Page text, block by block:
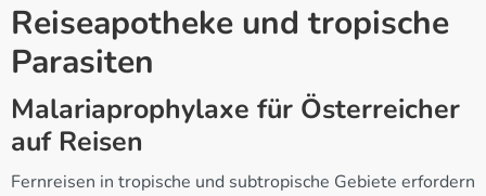
Reiseapotheke und tropische
Parasiten
Malariaprophylaxe für Österreicher
auf Reisen
Fernreisen in tropische und subtropische Gebiete erfordern